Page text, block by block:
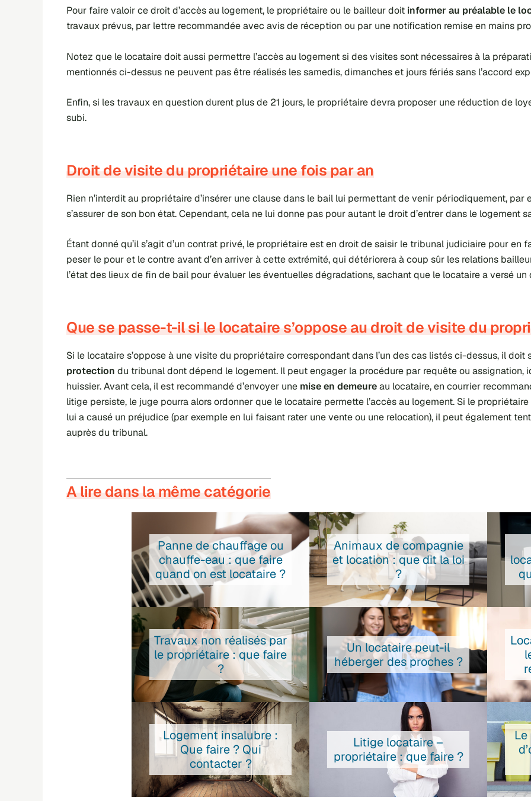
Pour faire valoir ce droit d’accès au logement, le propriétaire ou le bailleur doit informer au préalable le
travaux prévus, par lettre recommandée avec avis de réception ou par une notification remise en mains
Notez que le locataire doit aussi permettre l’accès au logement si des visites sont nécessaires à la
mentionnés ci-dessus ne peuvent pas être réalisés les samedis, dimanches et jours fériés sans l’accord
Enfin, si les travaux en question durent plus de 21 jours, le propriétaire devra proposer une réduction de
subi.
Droit de visite du propriétaire une fois par an
Rien n’interdit au propriétaire d’insérer une clause dans le bail lui permettant de venir périodiquement, par
s’assurer de son bon état. Cependant, cela ne lui donne pas pour autant le droit d’entrer dans le logement
Étant donné qu’il s’agit d’un contrat privé, le propriétaire est en droit de saisir le tribunal judiciaire pour
peser le pour et le contre avant d’en arriver à cette extrémité, qui détériorera à coup sûr les relations
l’état des lieux de fin de bail pour évaluer les éventuelles dégradations, sachant que le locataire a versé
Que se passe-t-il si le locataire s’oppose au droit de visite du
Si le locataire s’oppose à une visite du propriétaire correspondant dans l’un des cas listés ci-dessus, il doit
protection du tribunal dont dépend le logement. Il peut engager la procédure par requête ou assignation,
huissier. Avant cela, il est recommandé d’envoyer une mise en demeureau locataire, en courrier
litige persiste, le juge pourra alors ordonner que le locataire permette l’accès au logement. Si le
lui a causé un préjudice (par exemple en lui faisant rater une vente ou une relocation), il peut également
auprès du tribunal.
A lire dans la même catégorie
Panne de chauffage ou
chauffe-eau : que faire
quand on est locataire ?
Animaux de compagnie
et location : que dit la loi
?
Travaux non réalisés par
le propriétaire : que faire
?
Un locataire peut-il
héberger des proches ?
Logement insalubre :
Que faire ? Qui
contacter ?
Litige locataire –
propriétaire : que faire ?